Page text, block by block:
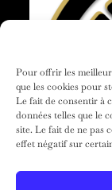
Pour offrir les
que les cookies pour
Le fait de consentir à
données telles que le
site. Le fait de ne pas
effet négatif sur